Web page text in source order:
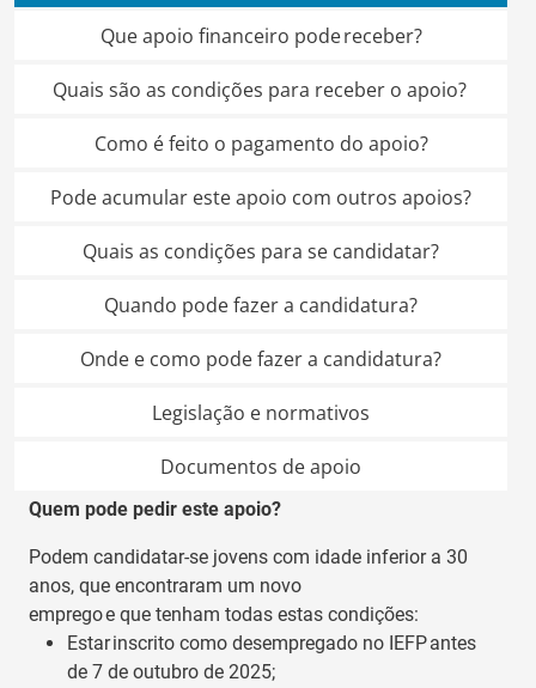
Que apoio financeiro pode receber?
Quais são as condições para receber o apoio?
Como é feito o pagamento do apoio?
Pode acumular este apoio com outros apoios?
Quais as condições para se candidatar?
Quando pode fazer a candidatura?
Onde e como pode fazer a candidatura?
Legislação e normativos
Documentos de apoio
Quem pode pedir este apoio?
Podem candidatar-se jovens com idade inferior a 30
anos, que encontraram um novo
empregoe que tenham todas estas condições:
Estar inscrito como desempregado no IEFPantes
de 7 de outubro de 2025;